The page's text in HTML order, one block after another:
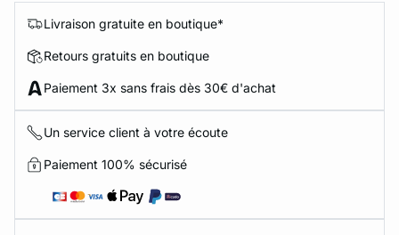
Livraison gratuite en boutique*
Retours gratuits en boutique
Paiement 3x sans frais dès 30€ d'achat
Un service client à votre écoute
Paiement 100% sécurisé